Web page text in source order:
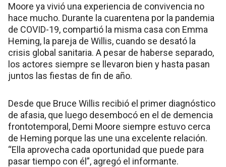
Moore ya vivió una experiencia de convivencia no
hace mucho. Durante la cuarentena por la pandemia
de COVID-19, compartió la misma casa con Emma
Heming, la pareja de Willis, cuando se desató la
crisis global sanitaria. A pesar de haberse separado,
los actores siempre se llevaron bien y hasta pasan
juntos las fiestas de fin de año.
Desde que Bruce Willis recibió el primer diagnóstico
de afasia, que luego desembocó en el de demencia
frontotemporal, Demi Moore siempre estuvo cerca
de Heming porque las une una excelente relación.
“Ella aprovecha cada oportunidad que puede para
pasar tiempo con él”, agregó el informante.